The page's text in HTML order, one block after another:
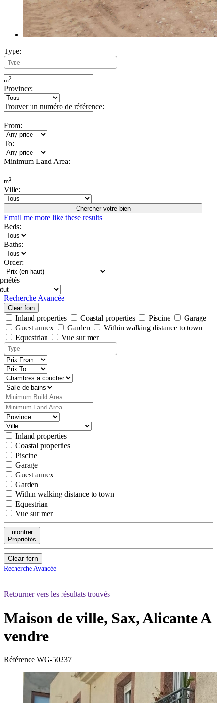
Type:
Minimum Build Area:
m2
Province:
Trouver un numéro de référence:
From:
To:
Minimum Land Area:
m2
Ville:
Chercher votre bien
Email me more like these results
Beds:
Baths:
Order:
Recherche Avancée
Clear forn
Inland properties Coastal properties Piscine
Garage
Guest annex
Garden
Within walking distance to town
Equestrian
Vue sur mer
Inland properties
Coastal properties
Piscine
Garage
Guest annex
Garden
Within walking distance to town
Equestrian
Vue sur mer
montrer
Propriétés
Clear forn
Recherche Avancée
Retourner vers les résultats trouvés
Maison de ville, Sax, AlicanteA
vendre
Référence WG-50237